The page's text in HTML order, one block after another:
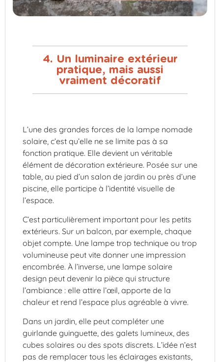
4. Un luminaire extérieur
pratique, mais aussi
vraiment décoratif
L’une des grandes forces de la lampe nomade
solaire, c’est qu’elle ne se limite pas à sa
fonction pratique. Elle devient un véritable
élément de décoration extérieure. Posée sur une
table, au pied d’un salon de jardin ou près d’une
piscine, elle participe à l’identité visuelle de
l’espace.
C’est particulièrement important pour les petits
extérieurs. Sur un balcon, par exemple, chaque
objet compte. Une lampe trop technique ou trop
volumineuse peut vite donner une impression
encombrée. À l’inverse, une lampe solaire
design peut devenir la pièce qui structure
l’ambiance : elle attire l’œil, apporte de la
chaleur et rend l’espace plus agréable à vivre.
Dans un jardin, elle peut compléter une
guirlande guinguette, des galets lumineux, des
cubes solaires ou des spots discrets. L’idée n’est
pas de remplacer tous les éclairages existants,